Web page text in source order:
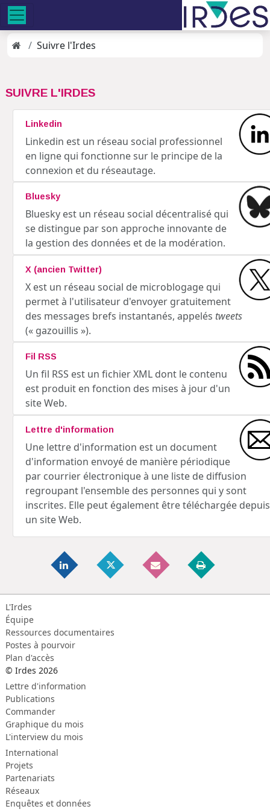
Suivre l'Irdes
SUIVRE L'IRDES
Linkedin
Linkedin est un réseau social professionnel
en ligne qui fonctionne sur le principe de la
connexion et du réseautage.
Bluesky
Bluesky est un réseau social décentralisé qui
se distingue par son approche innovante de
la gestion des données et de la modération.
X (ancien Twitter)
X est un réseau social de microblogage qui
permet à l'utilisateur d'envoyer gratuitement
des messages brefs instantanés, appelés tweets
(« gazouillis »).
Fil RSS
Un fil RSS est un fichier XML dont le contenu
est produit en fonction des mises à jour d'un
site Web.
Lettre d'information
Une lettre d'information est un document
d'information envoyé de manière périodique
par courrier électronique à une liste de diffusion
regroupant l'ensemble des personnes qui y sont
inscrites. Elle peut également être téléchargée depuis
un site Web.
L'Irdes
Équipe
Ressources documentaires
Postes à pourvoir
Plan d'accès
© Irdes 2026
Lettre d'information
Publications
Commander
Graphique du mois
L'interview du mois
International
Projets
Partenariats
Réseaux
Enquêtes et données